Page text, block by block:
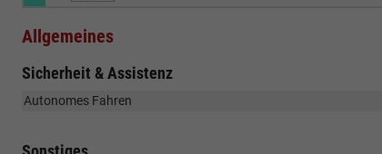
Allgemeines
Sicherheit & Assistenz
Autonomes Fahren